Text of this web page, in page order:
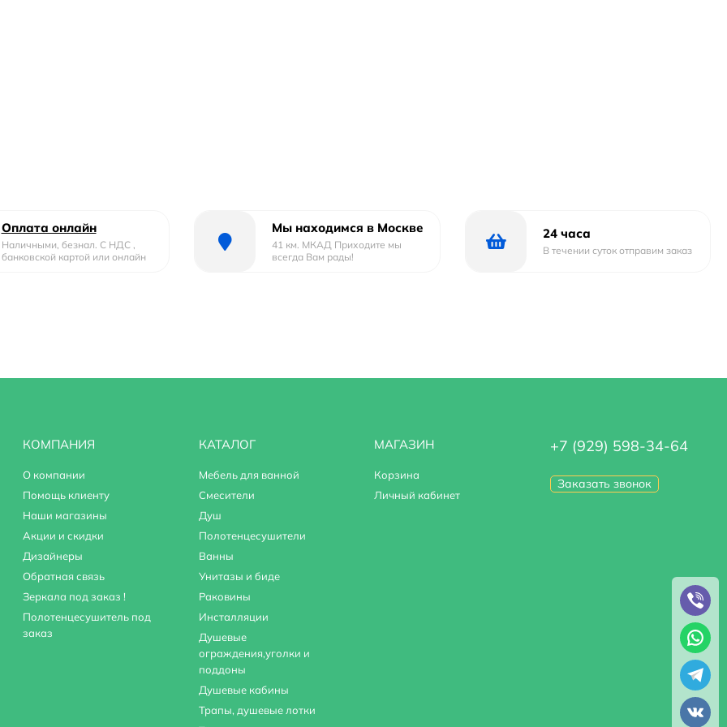
Оплата онлайн
Наличными, безнал. С НДС ,
банковской картой или онлайн
Мы находимся в Москве
41 км. МКАД Приходите мы
всегда Вам рады!
24 часа
В течении суток отправим заказ
КОМПАНИЯ
О компании
Помощь клиенту
Наши магазины
Акции и скидки
Дизайнеры
Обратная связь
Зеркала под заказ !
Полотенцесушитель под
заказ
КАТАЛОГ
Мебель для ванной
Смесители
Душ
Полотенцесушители
Ванны
Унитазы и биде
Раковины
Инсталляции
Душевые
ограждения,уголки и
поддоны
Душевые кабины
Трапы, душевые лотки
МАГАЗИН
Корзина
Личный кабинет
+7 (929) 598-34-64
Заказать звонок